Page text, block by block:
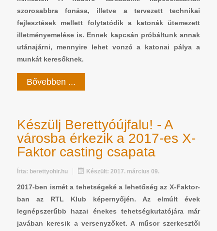
szorosabbra fonása, illetve a tervezett technikai
fejlesztések mellett folytatódik a katonák ütemezett
illetményemelése is. Ennek kapcsán próbáltunk annak
utánajárni, mennyire lehet vonzó a katonai pálya a
munkát keresőknek.
Bővebben ...
Készülj Berettyóújfalu! - A
városba érkezik a 2017-es X-
Faktor casting csapata
Írta: berettyohir.hu Készült: 2017. március 09.
2017-ben ismét a tehetségeké a lehetőség az X-Faktor-
ban az RTL Klub képernyőjén. Az elmúlt évek
legnépszerűbb hazai énekes tehetségkutatójára már
javában keresik a versenyzőket. A műsor szerkesztői